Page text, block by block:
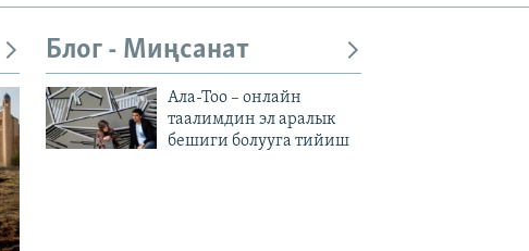
Блог - Миңсанат
Ала-Тоо – онлайн
таалимдин эл аралык
бешиги болууга тийиш